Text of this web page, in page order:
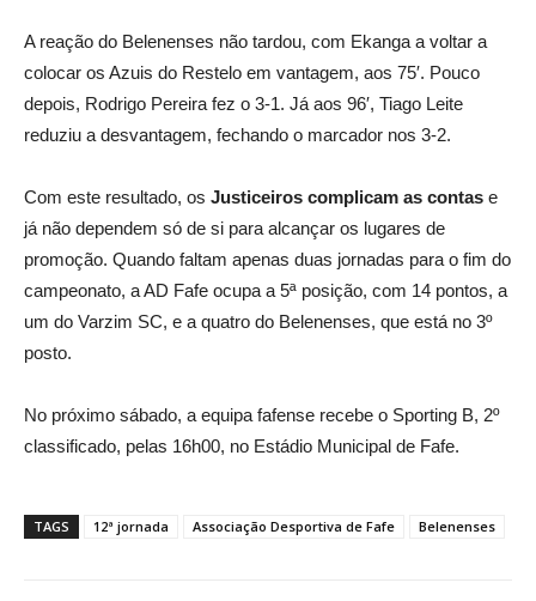
A reação do Belenenses não tardou, com Ekanga a voltar a
colocar os Azuis do Restelo em vantagem, aos 75′. Pouco
depois, Rodrigo Pereira fez o 3-1. Já aos 96′, Tiago Leite
reduziu a desvantagem, fechando o marcador nos 3-2.
Com este resultado, os Justiceiros complicam as contas e
já não dependem só de si para alcançar os lugares de
promoção. Quando faltam apenas duas jornadas para o fim do
campeonato, a AD Fafe ocupa a 5ª posição, com 14 pontos, a
um do Varzim SC, e a quatro do Belenenses, que está no 3º
posto.
No próximo sábado, a equipa fafense recebe o Sporting B, 2º
classificado, pelas 16h00, no Estádio Municipal de Fafe.
TAGS 12ª jornada Associação Desportiva de Fafe Belenenses